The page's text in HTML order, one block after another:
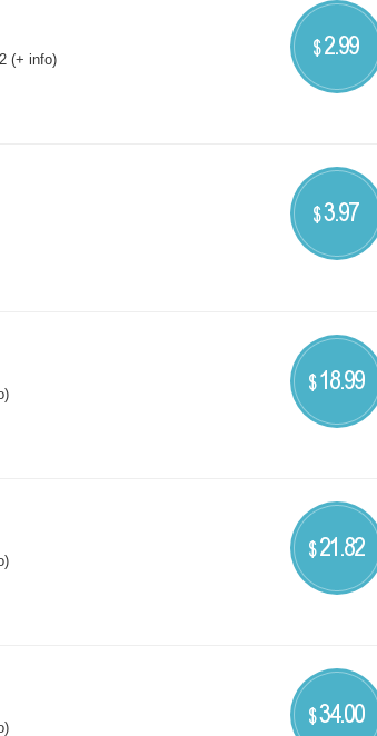
$2.99
(+ info)
$3.97
$18.99
$21.82
$34.00